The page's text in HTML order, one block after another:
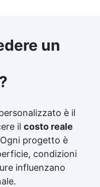
un
è il
il costo reale
progetto è
condizioni
influenzano